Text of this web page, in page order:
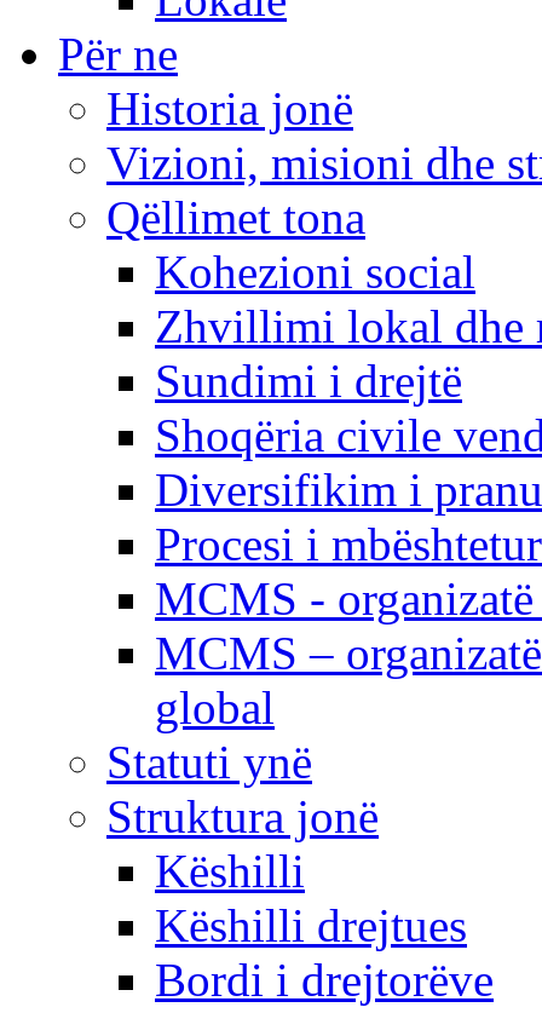
Për ne
Historia jonë
Vizioni, misioni dhe
Qëllimet tona
Kohezioni social
Zhvillimi lokal dhe
Sundimi i drejtë
Shoqëria civile
Diversifikim i
Procesi i
MCMS -
MCMS –
global
Statuti ynë
Struktura jonë
Këshilli
Këshilli drejtues
Bordi i drejtorëve